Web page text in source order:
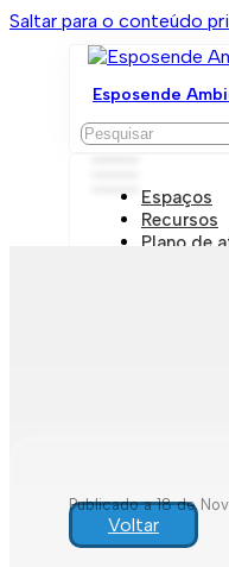
Saltar para o conteúdo
Esposende
Pesquisar
Espaços
Recursos
Plano de
Publicado a 18 de
Voltar